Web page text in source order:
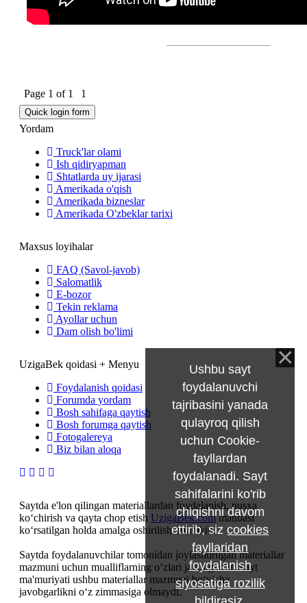
Page 1 of 1 1
Yordam
Truck'lar olami
Ish qidiryapman
Shtatlarda uy ijarasi
Amerikada o'qish
Amerikada bizneslar
Amerikada O'zbeklar tarixi
Maxsus loyihalar
FAQ (Savol-javob)
Salomatlik
E-bozor
Tekin reklama
Ayollar uchun
Dam olish bo'limi
UzigaBek qoidasi + Menyu
Foydalanish qoidasi
Forumda yordam
Bosh sahifaga qaytish
Bosh forumga qaytish
Fotogalereya
Biz bilan aloqa
Saytda e'lon qilingan materiallardan foydalanish, nusxa
ko‘chirish va qayta chop etish UzigaBek.commanbasi
ko‘rsatilgan holda amalga oshirilishi mumkin.
Saytda foydalanuvchilar tomonidan joylashtirilgan materiallar
mazmuni uchun mualliflarning o‘zlari javobgardir. Sayt
ma'muriyati ushbu materiallar mazmuni bo‘yicha
javobgarlikni o‘z zimmasiga olmaydi.
Ushbu sayt
foydalanuvchi
tajribasini yanada
qulayroq qilish
uchun Cookie-
fayllardan
foydalanadi. Sayt
sahifalarini ko'rib
chiqishni davom
ettirib, sizcookies
fayllaridan
foydalanish
siyosatiga rozilik